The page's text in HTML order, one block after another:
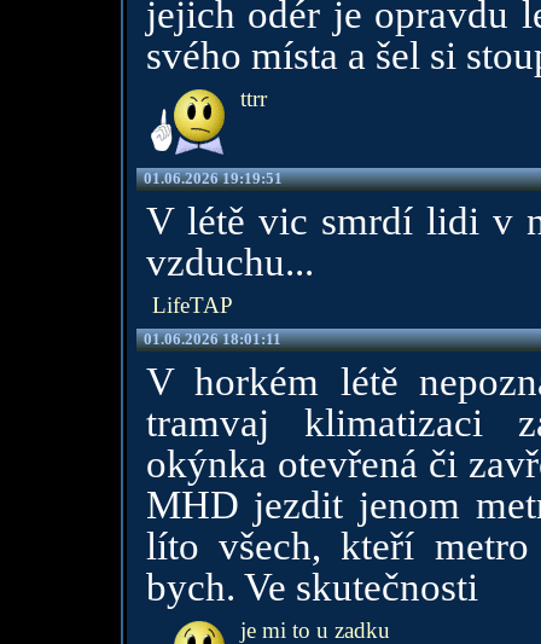
jejich odér je opravdu
svého místa a šel si
ttrr
01.06.2026 19:19:51
V létě vic smrdí lidi v
vzduchu...
LifeTAP
01.06.2026 18:01:11
V horkém létě
tramvaj klimatizaci
okýnka otevřená či
MHD jezdit jenom
líto všech, kteří
bych. Ve skutečnosti
je mi to u zadku